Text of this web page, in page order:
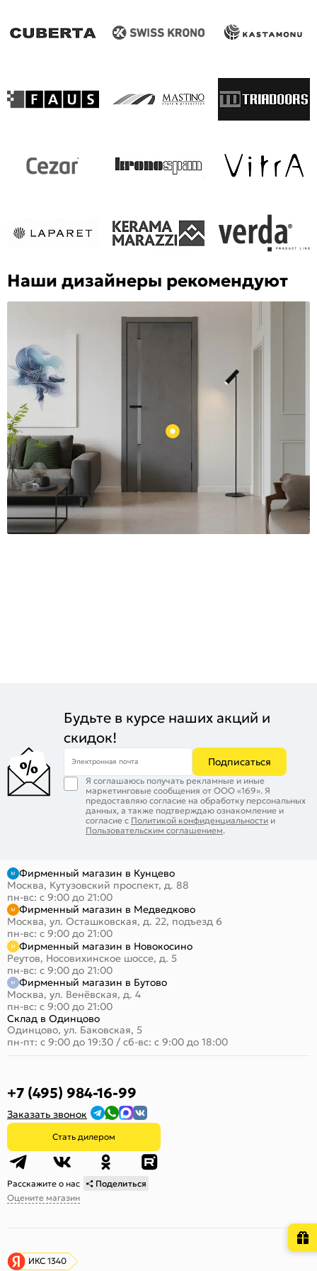
Наши дизайнеры рекомендуют
Будьте в курсе наших акций и
скидок!
Электронная почта Подписаться
Я соглашаюсь получать рекламные и иные
маркетинговые сообщения от ООО «169». Я
предоставляю согласие на обработку персональных
данных, а также подтверждаю ознакомление и
согласие с Политикой конфиденциальности и
Пользовательским соглашением.
Фирменный магазин в Кунцево
Москва, Кутузовский проспект, д. 88
пн-вс: с 9:00 до 21:00
Фирменный магазин в Медведково
Москва, ул. Осташковская, д. 22, подъезд 6
пн-вс: с 9:00 до 21:00
Фирменный магазин в Новокосино
Реутов, Носовихинское шоссе, д. 5
пн-вс: с 9:00 до 21:00
Фирменный магазин в Бутово
Москва, ул. Венёвская, д. 4
пн-вс: с 9:00 до 21:00
Склад в Одинцово
Одинцово, ул. Баковская, 5
пн-пт: с 9:00 до 19:30 / сб-вс: с 9:00 до 18:00
+7 (495) 984-16-99
Заказать звонок
Стать дилером
Расскажите о нас
Поделиться
Оцените магазин
ИКС 1340